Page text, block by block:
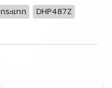
กระแทก DHP487Z